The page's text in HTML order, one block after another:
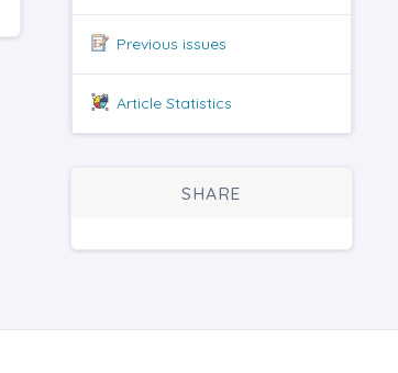
Previous issues
Article Statistics
SHARE